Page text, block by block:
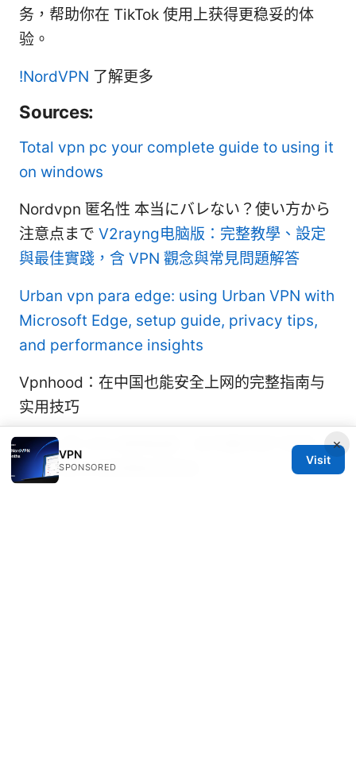
务，帮助你在 TikTok 使用上获得更稳妥的体
验。
!NordVPN 了解更多
Sources:
Total vpn pc your complete guide to using it
on windows
Nordvpn 匿名性 本当にバレない？使い方から
注意点まで V2rayng电脑版：完整教學、設定
與最佳實踐，含 VPN 觀念與常見問題解答
Urban vpn para edge: using Urban VPN with
Microsoft Edge, setup guide, privacy tips,
and performance insights
Vpnhood：在中国也能安全上网的完整指南与
实用技巧
哼哈二将 VPN 使用指南：在中国环境下选择、
配置与优化你的隐私和安全
×
VPN
SPONSORED
Visit